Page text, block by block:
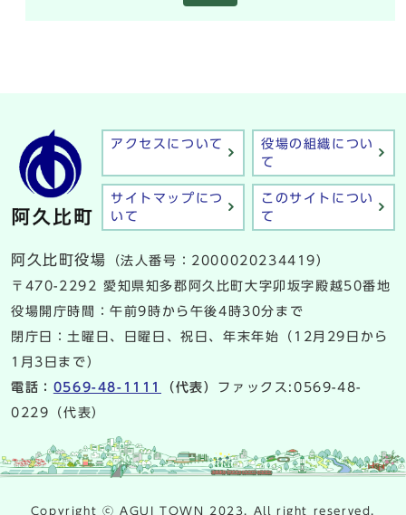
アクセスについて
役場の組織につい
て
サイトマップにつ
いて
このサイトについ
て
阿久比町役場
（法人番号：2000020234419）
〒470-2292 愛知県知多郡阿久比町大字卯坂字殿越50番地
役場開庁時間：午前9時から午後4時30分まで
閉庁日：土曜日、日曜日、祝日、年末年始（12月29日から
1月3日まで）
電話： 0569-48-1111 （代表） ファックス:0569-48-
0229（代表）
Copyright ⓒ AGUI TOWN 2023. All right reserved.